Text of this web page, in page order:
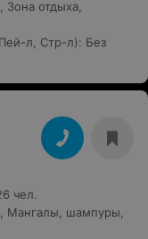
Зона отдыха
л, Стр-л): Без
чел.
Мангалы, шампуры